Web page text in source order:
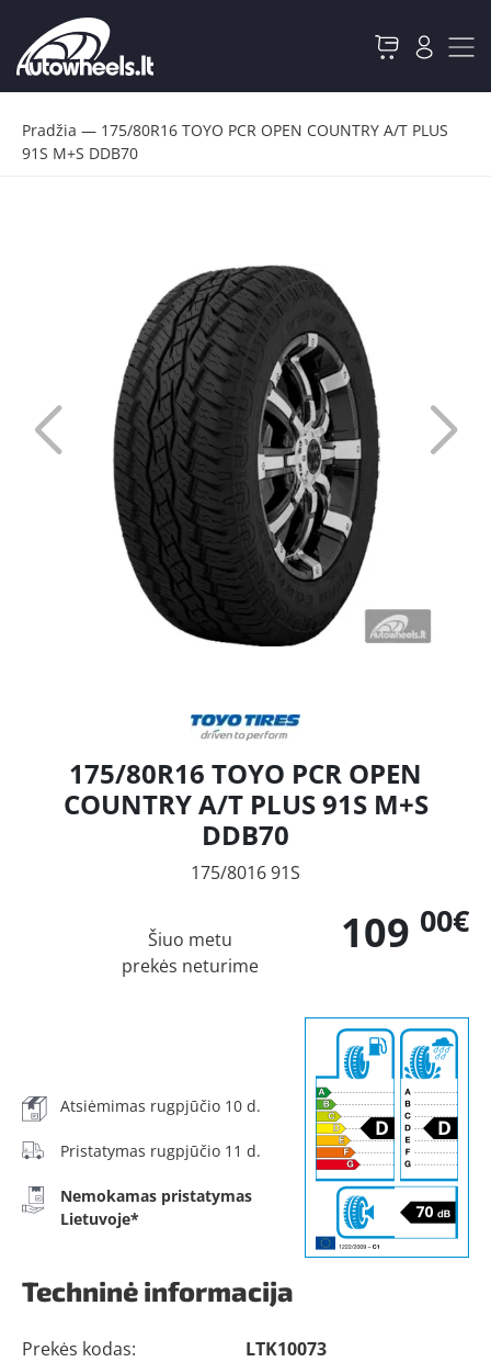
Pradžia — 175/80R16 TOYO PCR OPEN COUNTRY A/T PLUS
91S M+S DDB70
175/80R16 TOYO PCR OPEN
COUNTRY A/T PLUS 91S M+S
DDB70
175/8016 91S
109 00€
Šiuo metu
prekės neturime
Atsiėmimas rugpjūčio 10 d.
Pristatymas rugpjūčio 11 d.
Nemokamas pristatymas
Lietuvoje*
Techninė informacija
Prekės kodas:
LTK10073